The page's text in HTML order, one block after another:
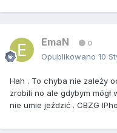
EmaN 0
Opublikowano 10
Hah . To chyba nie zależy
zrobili no ale gdybym mógł
nie umie jeździć . CBZG